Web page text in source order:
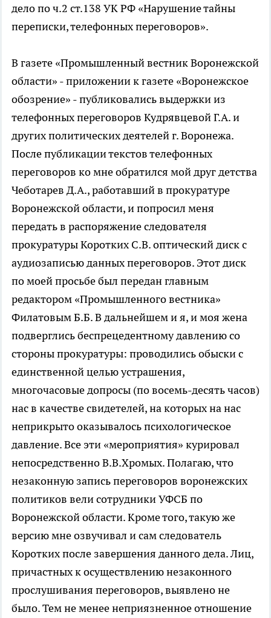
дело по ч.2 ст.138 УК РФ «Нарушение тайны
переписки, телефонных переговоров».
В газете «Промышленный вестник Воронежской
области» - приложении к газете «Воронежское
обозрение» - публиковались выдержки из
телефонных переговоров Кудрявцевой Г.А. и
других политических деятелей г. Воронежа.
После публикации текстов телефонных
переговоров ко мне обратился мой друг детства
Чеботарев Д.А., работавший в прокуратуре
Воронежской области, и попросил меня
передать в распоряжение следователя
прокуратуры Коротких С.В. оптический диск с
аудиозаписью данных переговоров. Этот диск
по моей просьбе был передан главным
редактором «Промышленного вестника»
Филатовым Б.Б. В дальнейшем и я, и моя жена
подверглись беспрецедентному давлению со
стороны прокуратуры: проводились обыски с
единственной целью устрашения,
многочасовые допросы (по восемь-десять часов)
нас в качестве свидетелей, на которых на нас
неприкрыто оказывалось психологическое
давление. Все эти «мероприятия» курировал
непосредственно В.В.Хромых. Полагаю, что
незаконную запись переговоров воронежских
политиков вели сотрудники УФСБ по
Воронежской области. Кроме того, такую же
версию мне озвучивал и сам следователь
Коротких после завершения данного дела. Лиц,
причастных к осуществлению незаконного
прослушивания переговоров, выявлено не
было. Тем не менее неприязненное отношение